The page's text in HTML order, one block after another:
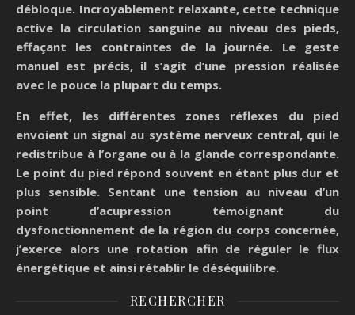
débloque. Incroyablement relaxante, cette technique
active la circulation sanguine au niveau des pieds,
effaçant les contraintes de la journée. Le geste
manuel est précis, il s’agit d’une pression réalisée
avec le pouce la plupart du temps.
En effet, les différentes zones réflexes du pied
envoient un signal au système nerveux central, qui le
redistribue à l’organe ou à la glande correspondante.
Le point du pied répond souvent en étant plus dur et
plus sensible. Sentant une tension au niveau d’un
point d’acupression témoignant du
dysfonctionnement de la région du corps concernée,
j’exerce alors une rotation afin de réguler le flux
énergétique et ainsi rétablir le déséquilibre.
RECHERCHER